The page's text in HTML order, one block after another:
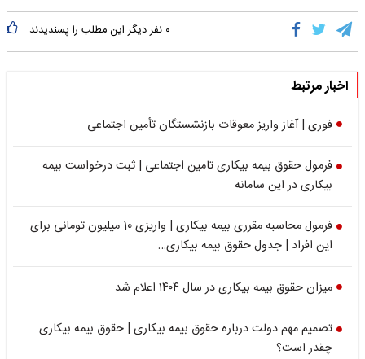
۰ نفر دیگر این مطلب را پسندیدند
اخبار مرتبط
فوری | آغاز واریز معوقات بازنشستگان تأمین اجتماعی
فرمول حقوق بیمه بیکاری تامین اجتماعی | ثبت درخواست بیمه
بیکاری در این سامانه
فرمول محاسبه مقرری بیمه بیکاری | واریزی 10 میلیون تومانی برای
این افراد | جدول حقوق بیمه بیکاری…
میزان حقوق بیمه بیکاری در سال ۱۴۰۴ اعلام شد
تصمیم مهم دولت درباره حقوق بیمه بیکاری | حقوق بیمه بیکاری
چقدر است؟